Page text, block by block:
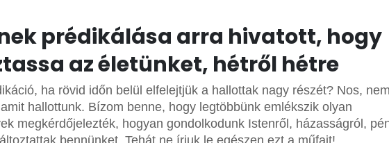
prédikálása arra hivatott, hogy
az életünket, hétről hétre
ha rövid időn belül elfelejtjük a hallottak nagy részét? Nos, nem
hallottunk. Bízom benne, hogy legtöbbünk emlékszik olyan
megkérdőjelezték, hogyan gondolkodunk Istenről, házasságról,